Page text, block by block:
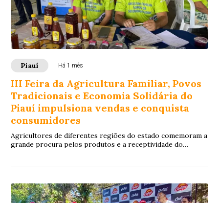
Piauí Há 1 mês
III Feira da Agricultura Familiar, Povos
Tradicionais e Economia Solidária do
Piauí impulsiona vendas e conquista
consumidores
Agricultores de diferentes regiões do estado comemoram a
grande procura pelos produtos e a receptividade do